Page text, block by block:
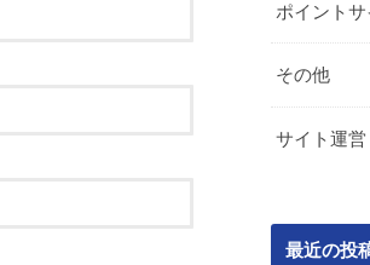
ポイント
その他
サイト運営
最近の投